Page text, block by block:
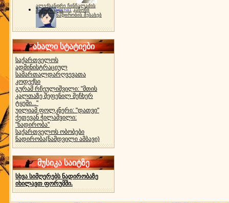
ალექსანდრე ჩინჩალაძის
მემორიალიgocha1 კანონი
ნადირობის შესახებ
ახალი სტატიები
საქართველოს
ადმინისტრაციულ
სამართალდარღვევათა
კოდექსი
გურამ რჩეულიშვილი: "მთის
კალთაზე შეფენილ მეჩხერ
ტყეში..."
უილიამ ფოლკნერი: "დათვი"
ქეთევან ჭილაშვილი:
"ნადირობა"
საქართველოს ობობები
ნადირობა(ნამდვილი ამბავი)
მუსიკა საიტზე
სხვა სიმღერებს ნადირობაზე
იხილავთ ფორუმში.